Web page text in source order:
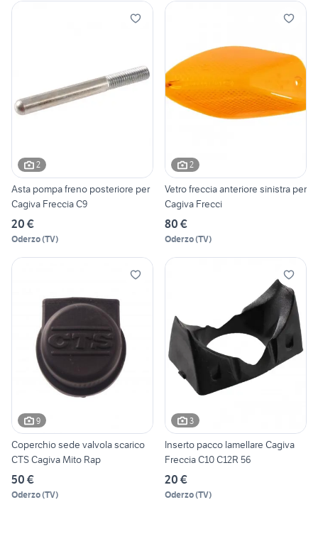
2
Asta pompa freno posteriore per
Cagiva Freccia C9
20 €
Oderzo(TV)
2
Vetro freccia anteriore sinistra per
Cagiva Frecci
80 €
Oderzo(TV)
9
Coperchio sede valvola scarico
CTS Cagiva Mito Rap
50 €
Oderzo(TV)
3
Inserto pacco lamellare Cagiva
Freccia C10 C12R 56
20 €
Oderzo(TV)